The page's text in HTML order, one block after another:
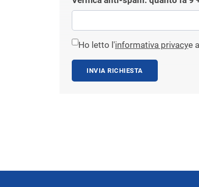
Ho letto l'informativa privacye
INVIA RICHIESTA